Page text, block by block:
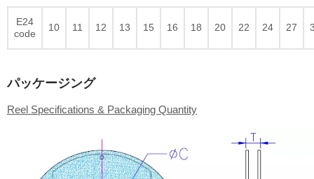
E24
code
10 11 12 13 15 16 18 20 22 24 27
パッケージング
Reel Specifications & Packaging Quantity